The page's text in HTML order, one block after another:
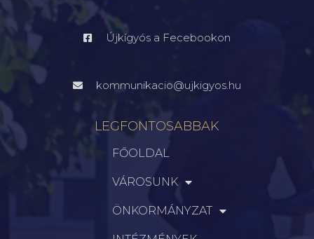
Újkígyós a Fecebookon
kommunikacio@ujkigyos.hu
LEGFONTOSABBAK
FŐOLDAL
VÁROSUNK
ÖNKORMÁNYZAT